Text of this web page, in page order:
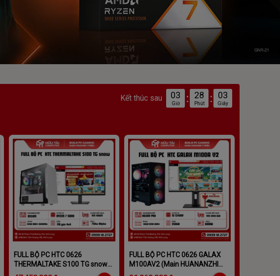
Kết thúc sau 03
Giờ : 28
Phút : 01
Giây
FULL BỘ PC HTC 0626 GALAX
M100AV2 (Main HUANANZHI
H610M ,I5-12400F, Ram DDR4
FULL BỘ PC HTC 0626
THERMALTAKE S100 TG snow
(Main B550M, CPU RYZEN 7